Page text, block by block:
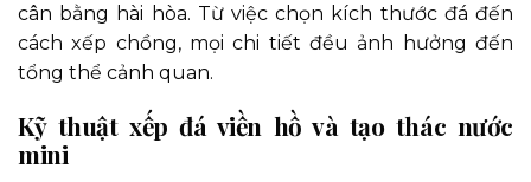
cân bằng hài hòa. Từ việc chọn kích thước đá đến
cách xếp chồng, mọi chi tiết đều ảnh hưởng đến
tổng thể cảnh quan.
Kỹ thuật xếp đá viền hồ và tạo thác nước
mini